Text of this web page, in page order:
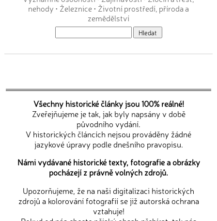
nehody • Železnice• Životní prostředí, příroda a
zemědělství
Všechny historické články jsou 100% reálné!
Zveřejňujeme je tak, jak byly napsány v době
původního vydání.
V historických článcích nejsou prováděny žádné
jazykové úpravy podle dnešního pravopisu.
Námi vydávané historické texty, fotografie a obrázky
pocházejí z právně volných zdrojů.
Upozorňujeme, že na naši digitalizaci historických
zdrojů a kolorování fotografií se již autorská ochrana
vztahuje!